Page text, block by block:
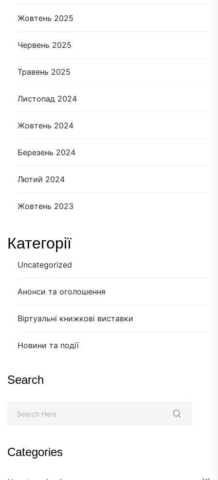
Жовтень 2025
Червень 2025
Травень 2025
Листопад 2024
Жовтень 2024
Березень 2024
Лютий 2024
Жовтень 2023
Категорії
Uncategorized
Анонси та оголошення
Віртуальні книжкові виставки
Новини та події
Search
Categories